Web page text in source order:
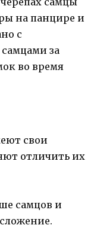
на панцире и
с
за
во время
свои
отличить их
самцов и